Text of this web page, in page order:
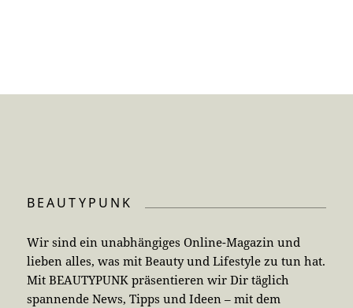
BEAUTYPUNK
Wir sind ein unabhängiges Online-Magazin und
lieben alles, was mit Beauty und Lifestyle zu tun hat.
Mit BEAUTYPUNK präsentieren wir Dir täglich
spannende News, Tipps und Ideen – mit dem